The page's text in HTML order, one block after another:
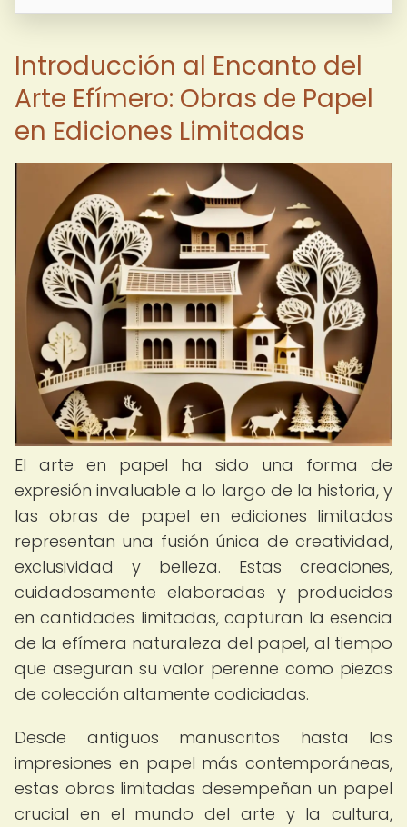
Introducción al Encanto del
Arte Efímero: Obras de Papel
en Ediciones Limitadas
El arte en papel ha sido una forma de
expresión invaluable a lo largo de la historia, y
las obras de papel en ediciones limitadas
representan una fusión única de creatividad,
exclusividad y belleza. Estas creaciones,
cuidadosamente elaboradas y producidas
en cantidades limitadas, capturan la esencia
de la efímera naturaleza del papel, al tiempo
que aseguran su valor perenne como piezas
de colección altamente codiciadas.
Desde antiguos manuscritos hasta las
impresiones en papel más contemporáneas,
estas obras limitadas desempeñan un papel
crucial en el mundo del arte y la cultura,